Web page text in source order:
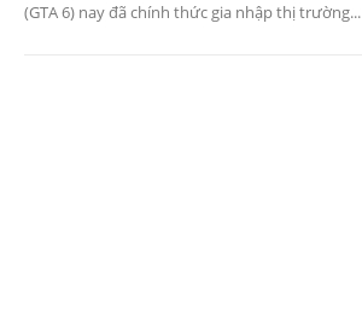
(GTA 6) nay đã chính thức gia nhập thị trường...